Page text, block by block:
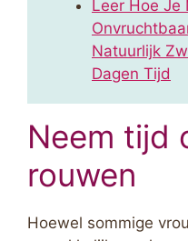
Leer Hoe Je
Natuurlijk
Dagen Tijd
Neem tijd
rouwen
Hoewel sommige